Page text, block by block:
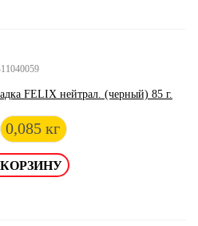
FELIX нейтрал. (черный) 85 г.
0,085 кг